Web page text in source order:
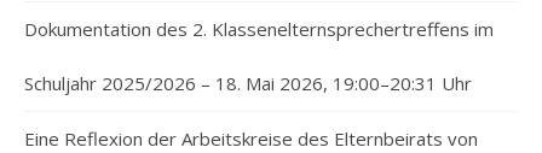
Dokumentation des 2. Klassenelternsprechertreffens im
Schuljahr 2025/2026 – 18. Mai 2026, 19:00–20:31 Uhr
Eine Reflexion der Arbeitskreise des Elternbeirats von